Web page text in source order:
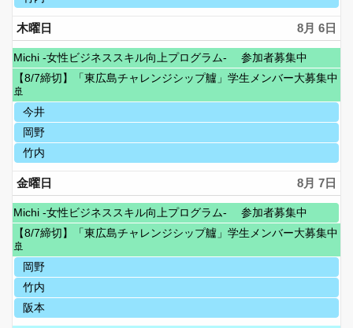
2026
1st
2026
日,
月
5th
2026
曜
日,
8
月
5th
2026
木曜日 8月 6
月
曜
日,
6
月
22nd
2026
Michi -女性ビジネススキル向上プログラム- 参加者募集中
水
曜
日,
7
1st
2026
【8/7締切】「東広島チャレンジシップ艫」学生メンバー大募集中
🚢
木
曜
日,
8
月
6th
2026
今井
木
曜
日,
月
6th
2026
岡野
木
曜
日,
8
月
6th
2026
竹内
金曜日 8月 7
月
曜
日,
6
22nd
2026
Michi -女性ビジネススキル向上プログラム- 参加者募集中
水
曜
日,
7
月
1st
2026
【8/7締切】「東広島チャレンジシップ艫」学生メンバー大募集中
🚢
金
曜
日,
8
月
岡野
金
曜
日,
竹内
金
曜
阪本